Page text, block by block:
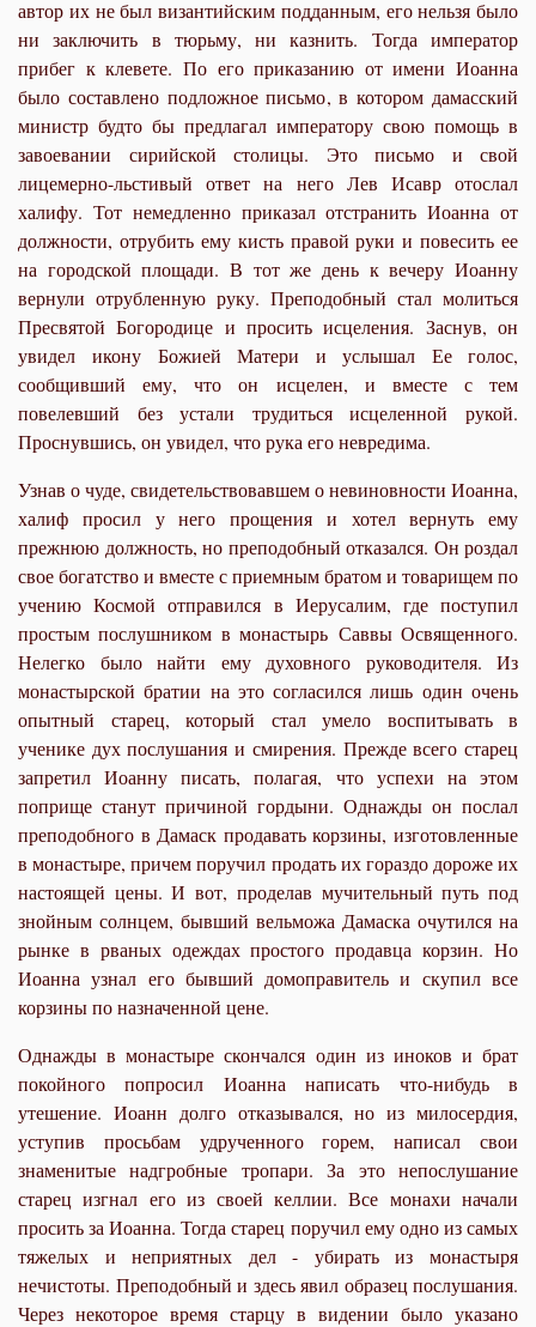
автор их не был византийским подданным, его нельзя было
ни заключить в тюрьму, ни казнить. Тогда император
прибег к клевете. По его приказанию от имени Иоанна
было составлено подложное письмо, в котором дамасский
министр будто бы предлагал императору свою помощь в
завоевании сирийской столицы. Это письмо и свой
лицемерно-льстивый ответ на него Лев Исавр отослал
халифу. Тот немедленно приказал отстранить Иоанна от
должности, отрубить ему кисть правой руки и повесить ее
на городской площади. В тот же день к вечеру Иоанну
вернули отрубленную руку. Преподобный стал молиться
Пресвятой Богородице и просить исцеления. Заснув, он
увидел икону Божией Матери и услышал Ее голос,
сообщивший ему, что он исцелен, и вместе с тем
повелевший без устали трудиться исцеленной рукой.
Проснувшись, он увидел, что рука его невредима.
Узнав о чуде, свидетельствовавшем о невиновности Иоанна,
халиф просил у него прощения и хотел вернуть ему
прежнюю должность, но преподобный отказался. Он роздал
свое богатство и вместе с приемным братом и товарищем по
учению Космой отправился в Иерусалим, где поступил
простым послушником в монастырь Саввы Освященного.
Нелегко было найти ему духовного руководителя. Из
монастырской братии на это согласился лишь один очень
опытный старец, который стал умело воспитывать в
ученике дух послушания и смирения. Прежде всего старец
запретил Иоанну писать, полагая, что успехи на этом
поприще станут причиной гордыни. Однажды он послал
преподобного в Дамаск продавать корзины, изготовленные
в монастыре, причем поручил продать их гораздо дороже их
настоящей цены. И вот, проделав мучительный путь под
знойным солнцем, бывший вельможа Дамаска очутился на
рынке в рваных одеждах простого продавца корзин. Но
Иоанна узнал его бывший домоправитель и скупил все
корзины по назначенной цене.
Однажды в монастыре скончался один из иноков и брат
покойного попросил Иоанна написать что-нибудь в
утешение. Иоанн долго отказывался, но из милосердия,
уступив просьбам удрученного горем, написал свои
знаменитые надгробные тропари. За это непослушание
старец изгнал его из своей келлии. Все монахи начали
просить за Иоанна. Тогда старец поручил ему одно из самых
тяжелых и неприятных дел - убирать из монастыря
нечистоты. Преподобный и здесь явил образец послушания.
Через некоторое время старцу в видении было указано